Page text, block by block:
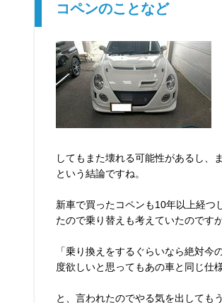
コペンのことなど
してもまた壊れる可能性があるし、
という結論ですね。
新車で買ったコペンも10年以上経
たので乗り替えも考えていたのです
「乗り換えをするぐらいなら絶対今
度欲しいと思ってもあの車と同じ仕
と、言われたのでやる気を出しても